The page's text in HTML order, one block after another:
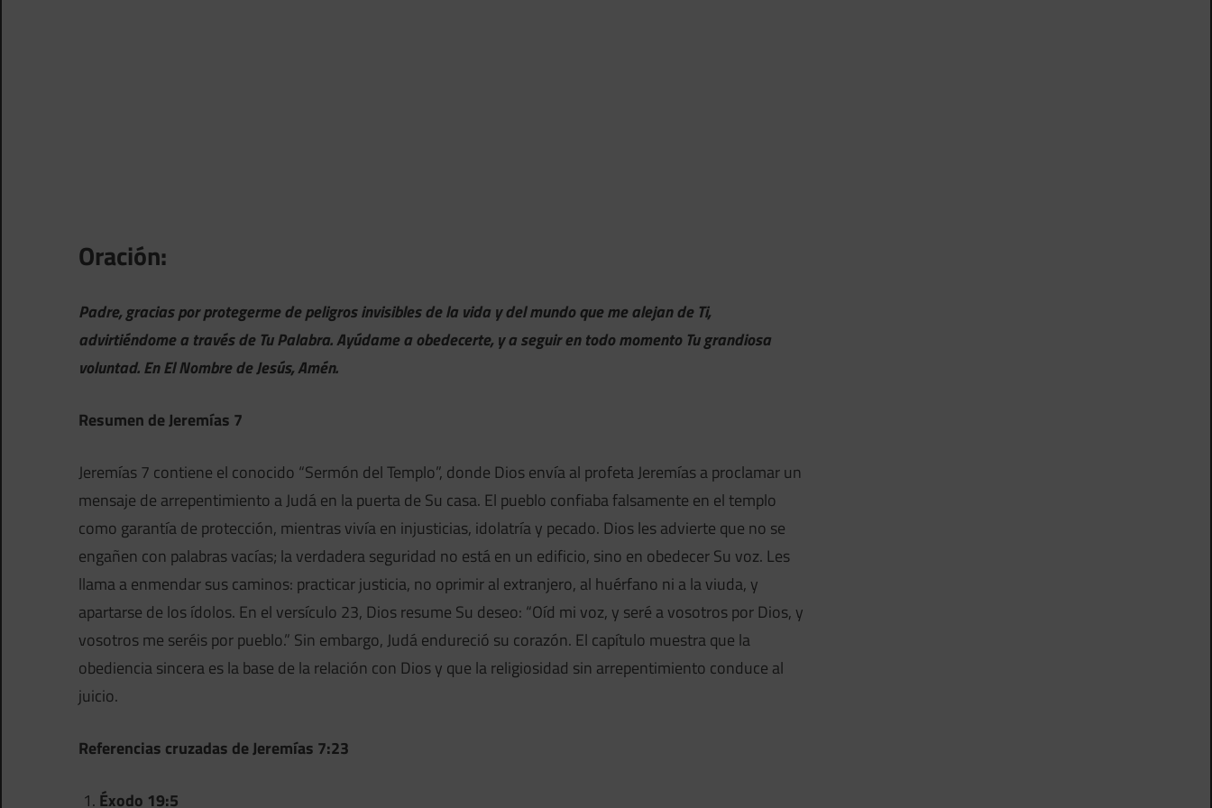
Oración:
Padre, gracias por protegerme de peligros invisibles de la vida y del mundo que me alejan de Ti,
advirtiéndome a través de Tu Palabra. Ayúdame a obedecerte, y a seguir en todo momento Tu grandiosa
voluntad. En El Nombre de Jesús, Amén.
Resumen de Jeremías 7
Jeremías 7 contiene el conocido “Sermón del Templo”, donde Dios envía al profeta Jeremías a proclamar un
mensaje de arrepentimiento a Judá en la puerta de Su casa. El pueblo confiaba falsamente en el templo
como garantía de protección, mientras vivía en injusticias, idolatría y pecado. Dios les advierte que no se
engañen con palabras vacías; la verdadera seguridad no está en un edificio, sino en obedecer Su voz. Les
llama a enmendar sus caminos: practicar justicia, no oprimir al extranjero, al huérfano ni a la viuda, y
apartarse de los ídolos. En el versículo 23, Dios resume Su deseo: “Oíd mi voz, y seré a vosotros por Dios, y
vosotros me seréis por pueblo.” Sin embargo, Judá endureció su corazón. El capítulo muestra que la
obediencia sincera es la base de la relación con Dios y que la religiosidad sin arrepentimiento conduce al
juicio.
Referencias cruzadas de Jeremías 7:23
Éxodo 19:5